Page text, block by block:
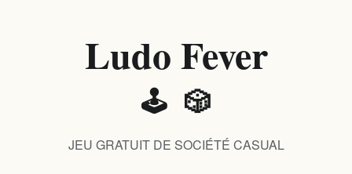
Ludo Fever
🕹️ 🎲
JEU GRATUIT DE SOCIÉTÉ CASUAL